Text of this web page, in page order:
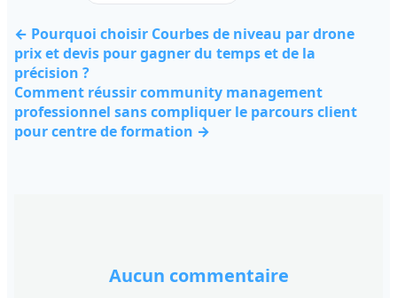
← Pourquoi choisir Courbes de niveau par drone
prix et devis pour gagner du temps et de la
précision ?
Comment réussir community management
professionnel sans compliquer le parcours client
pour centre de formation →
Aucun commentaire